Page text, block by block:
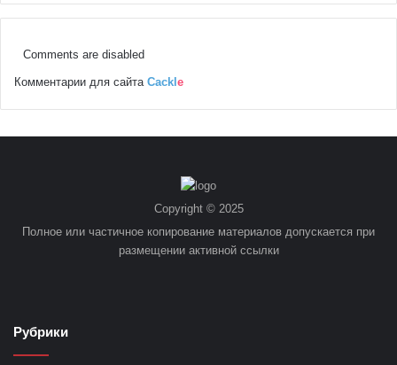
Comments are disabled
Комментарии для сайта Cackl e
Copyright © 2025
Полное или частичное копирование материалов допускается при
размещении активной ссылки
Рубрики